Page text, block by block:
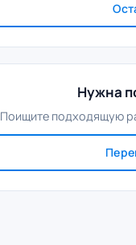
Нужна
Поищите подходящую